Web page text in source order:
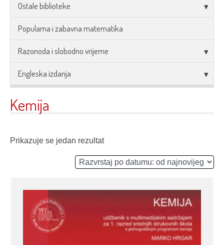
Ostale biblioteke
Popularna i zabavna matematika
Razonoda i slobodno vrijeme
Engleska izdanja
Kemija
Prikazuje se jedan rezultat